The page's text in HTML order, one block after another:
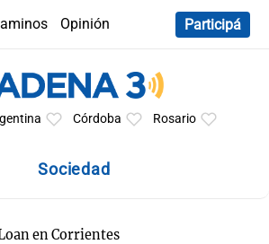
Opinión
Participá
Córdoba Rosario
Sociedad
en Corrientes